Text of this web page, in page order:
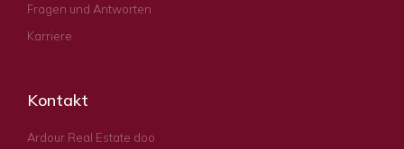
Fragen und Antworten
Karriere
Kontakt
Ardour Real Estate doo